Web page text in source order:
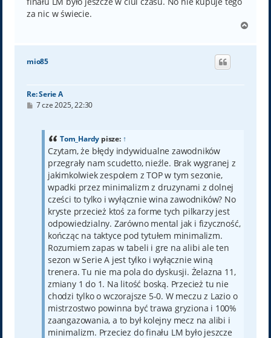
za nic w świecie.
g
mio85
Re: Serie A
P7 cze 2025, 22:30
Tom_Hardy pisze: ↑
Czytam, że błędy indywidualne zawodników
przegrały nam scudetto, nieźle. Brak wygranej z
jakimkolwiek zespolem z TOP w tym sezonie,
wpadki przez minimalizm z druzynami z dolnej
cześci to tylko i wyłącznie wina zawodników? No
kryste przecież ktoś za forme tych pilkarzy jest
odpowiedzialny. Zarówno mental jak i fizyczność,
kończąc na taktyce pod tytułem minimalizm.
Rozumiem zapas w tabeli i gre na alibi ale ten
sezon w Serie A jest tylko i wyłącznie winą
trenera. Tu nie ma pola do dyskusji. Żelazna 11,
zmiany 1 do 1. Na litość boską. Przecież tu nie
chodzi tylko o wczorajsze 5-0. W meczu z Lazio o
mistrzostwo powinna być trawa gryziona i 100%
zaangazowania, a to był kolejny mecz na alibi i
minimalizm. Przeciez do finału LM było jeszcze